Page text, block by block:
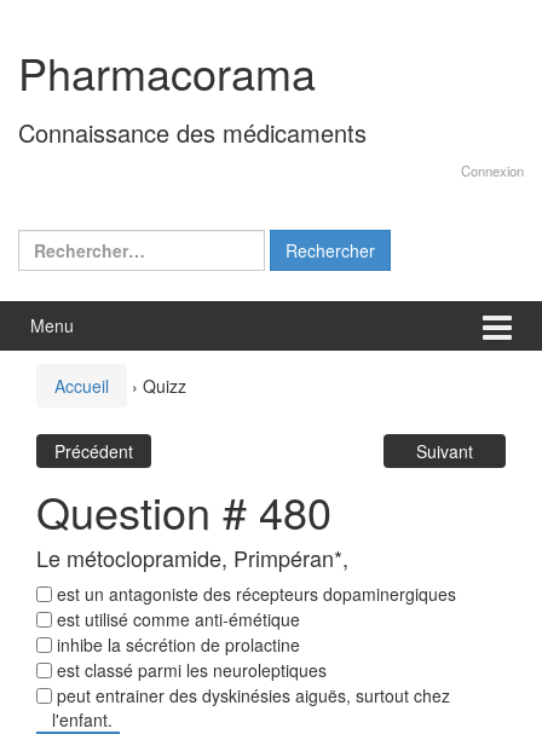
contenu
menu
principal
Pharmacorama
Connaissance des médicaments
Connexion
Rechercher :
Menu
Accueil › Quizz
Précédent Suivant
Question # 480
Le métoclopramide, Primpéran*,
est un antagoniste des récepteurs dopaminergiques
est utilisé comme anti-émétique
inhibe la sécrétion de prolactine
est classé parmi les neuroleptiques
peut entrainer des dyskinésies aiguës, surtout chez
l'enfant.